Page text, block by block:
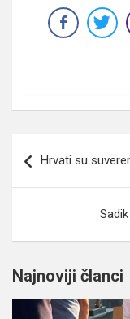
članaka
Hrvati su
Najnoviji članci